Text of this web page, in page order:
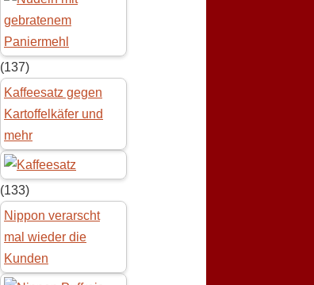
(137)
Kaffeesatz gegen
Kartoffelkäfer und
mehr
(133)
Nippon verarscht
mal wieder die
Kunden